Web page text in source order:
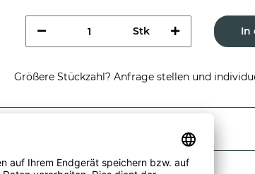
Stk In
Größere Stückzahl? Anfrage stellen und